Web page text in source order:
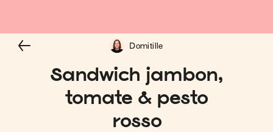
Sandwich jambon,
tomate & pesto
rosso
Domitille